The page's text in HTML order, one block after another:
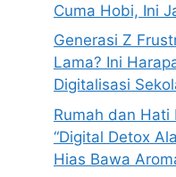
Cuma Hobi, Ini
Generasi Z
Lama? Ini
Digitalisasi
Rumah dan Hati
“Digital Detox
Hias Bawa